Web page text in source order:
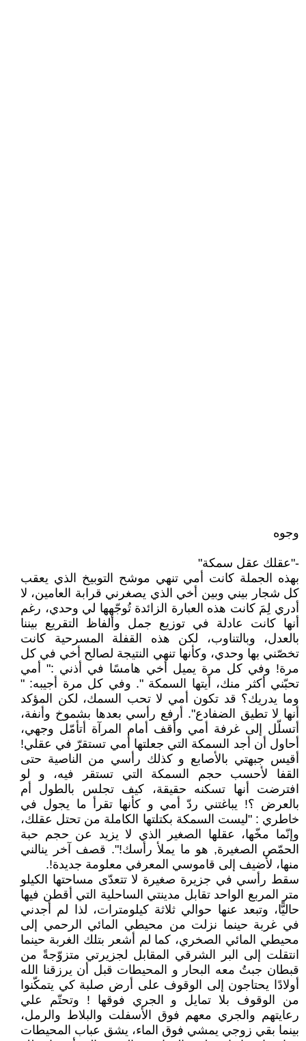
وجوه
-"عقلك عقل سمكة"
بهذه الجملة كانت أمي تنهي موشح التوبيخ الذي يعقب
كل شجار بيني وبين أخي الذي يصغرني قرابة العامين، لا
أدري لِمَ كانت هذه العبارة الزائدة تُوجّهها لي وحدي، رغم
أنها كانت عادلة في توزيع جمل وألفاظ التقريع بيننا
بالعدل، وبالتناوب، لكن هذه القفلة المسرحية كانت
تخصّني بها وحدي، وكأنها تنهي النتيجة لصالح أخي في كل
مرة! وفي كل مرة يميل أخي هامسًا في أذني :" أمي
تحبّني أكثر منك، أيتها السمكة ". وفي كل مرة أجيبه: "
وما يدريك؟ قد تكون أمي لا تحب السمك، لكن المؤكد
أنها لا تطيق الضفادع". أرفع رأسي بعدها بشموخ وأنفة،
أتسلّل إلى غرفة أمي وأقف أمام المرآة أتأمّل وجهي،
أحاول أن أجد السمكة التي جعلتها أمي تستقرّ في عقلي!
أقيس جبهتي بالأصابع و كذلك رأسي من الناصية حتى
القفا لأحسب حجم السمكة التي تستقر فيه، و لو
افترضت أنها تسكنه حقيقة، كيف تجلس بالطول أم
بالعرض ؟! يباغتني ردّ أمي و كأنها تقرأ ما يجول في
خاطري : "ليست السمكة بكتلتها الكاملة من تحتل عقلك،
وإنّما مخّها، عقلها الصغير الذي لا يزيد عن حجم حبة
الحمّص الصغيرة, هو ما يملأ رأسك!". قصف آخر ينالني
منها، لأضيف إلى قاموسي المعرفي معلومة جديدة!.
سقط رأسي في جزيرة صغيرة لا تتعدّى مساحتها الكيلو
متر المربع الواحد تقابل مدينتي الساحلية التي أقطن فيها
حاليًّا، وتبعد عنها حوالي ثلاثة كيلومترات، لذا لم أجدني
في غربة حينما نزلت من محيطي المائي الرحمي إلى
محيطي المائي الصخري، كما لم أشعر بتلك الغربة حينما
انتقلت إلى البر الشرقي المقابل لجزيرتي متزوّجةً من
قبطان جبتُ معه البحار و المحيطات قبل أن يرزقنا الله
أولادًا يحتاجون إلى الوقوف على أرض صلبة كي يتمكّنوا
من الوقوف بلا تمايل و الجري فوقها ! وتحتّم علي
رعايتهم والجري معهم فوق الأسفلت والبلاط والرمل،
بينما بقي زوجي يمشي فوق الماء، يشق عباب المحيطات